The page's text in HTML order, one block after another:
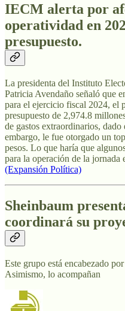
IECM alerta por
operatividad en
presupuesto.
La presidenta del Instituto
Patricia Avendaño señaló que
para el ejercicio fiscal 2024, el
presupuesto de 2,974.8
de gastos extraordinarios,
embargo, le fue otorgado un
pesos. Lo que haría que
para la operación de la
(Expansión Política)
Sheinbaum
coordinará su
Este grupo está encabezado
Asimismo, lo acompañan